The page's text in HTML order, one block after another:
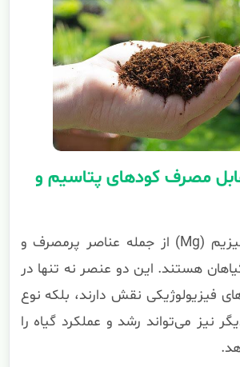
مصرف کودهای پتاسیم و
پتاسیم (K) و منیزیم (Mg) از جمله عناصر پرمصرف و
هستند. این دو عنصر نه تنها در
فیزیولوژیکی نقش دارند، بلکه نوع
نیز می‌تواند رشد و عملکرد گیاه را